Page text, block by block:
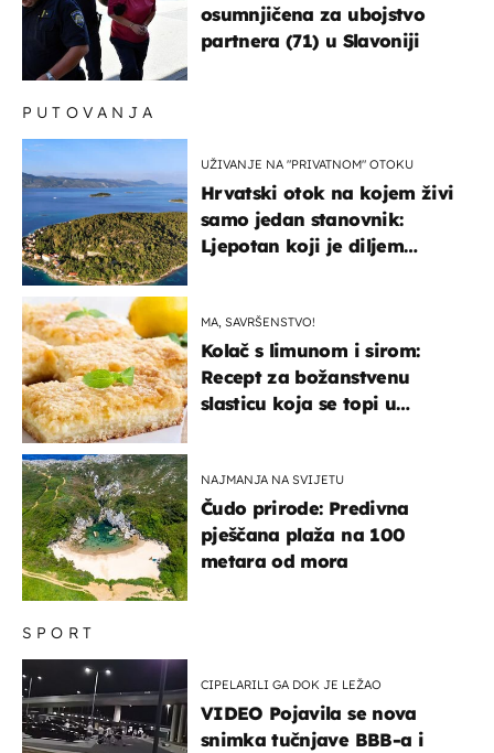
osumnjičena za ubojstvo
partnera (71) u Slavoniji
SPORT
CIPELARILI GA DOK JE LEŽAO
VIDEO Pojavila se nova
snimka tučnjave BBB-a i
PUTOVANJA
UŽIVANJE NA "PRIVATNOM" OTOKU
Hrvatski otok na kojem živi
samo jedan stanovnik:
Ljepotan koji je diljem
MA, SAVRŠENSTVO!
Kolač s limunom i sirom:
Recept za božanstvenu
slasticu koja se topi u
NAJMANJA NA SVIJETU
Čudo prirode: Predivna
pješčana plaža na 100
metara od mora